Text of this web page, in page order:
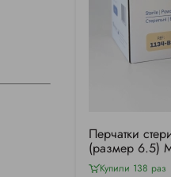
Перчатки
(размер 6.5)
Купили 138 раз